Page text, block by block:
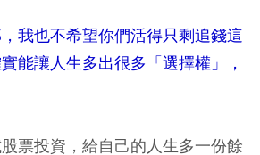
我也不希望你們活得只剩追錢這
能讓人生多出很多「選擇權」，
票投資，給自己的人生多一份餘